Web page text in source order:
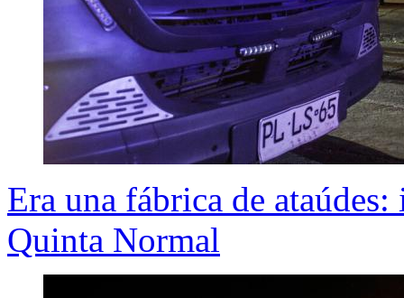
Era una fábrica de
Quinta Normal